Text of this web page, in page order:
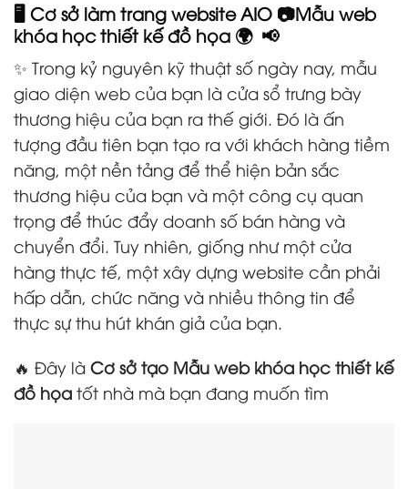
🖥️ Cơ sở làm trang website AIO 📷Mẫu web
khóa học thiết kế đồ họa 🌍 📢
✨ Trong kỷ nguyên kỹ thuật số ngày nay, mẫu
giao diện web của bạn là cửa sổ trưng bày
thương hiệu của bạn ra thế giới. Đó là ấn
tượng đầu tiên bạn tạo ra với khách hàng tiềm
năng, một nền tảng để thể hiện bản sắc
thương hiệu của bạn và một công cụ quan
trọng để thúc đẩy doanh số bán hàng và
chuyển đổi. Tuy nhiên, giống như một cửa
hàng thực tế, một xây dựng website cần phải
hấp dẫn, chức năng và nhiều thông tin để
thực sự thu hút khán giả của bạn.
🔥 Đây là Cơ sở tạo Mẫu web khóa học thiết kế
đồ họa tốt nhà mà bạn đang muốn tìm